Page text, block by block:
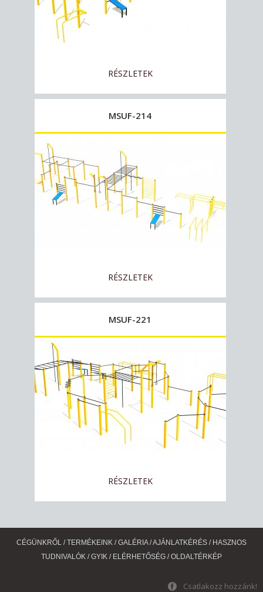
RÉSZLETEK
MSUF-214
RÉSZLETEK
MSUF-221
RÉSZLETEK
CÉGÜNKRŐL /TERMÉKEINK /GALÉRIA/AJÁNLATKÉRÉS / HASZNOS
TUDNIVALÓK /GYIK / ELÉRHETŐSÉG /OLDALTÉRKÉP
Csatlakozz hozzánk!